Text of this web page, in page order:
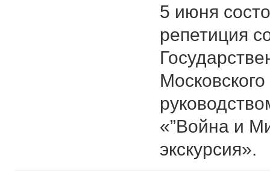
5 июня
репетиция
«”Война и
экскурсия».